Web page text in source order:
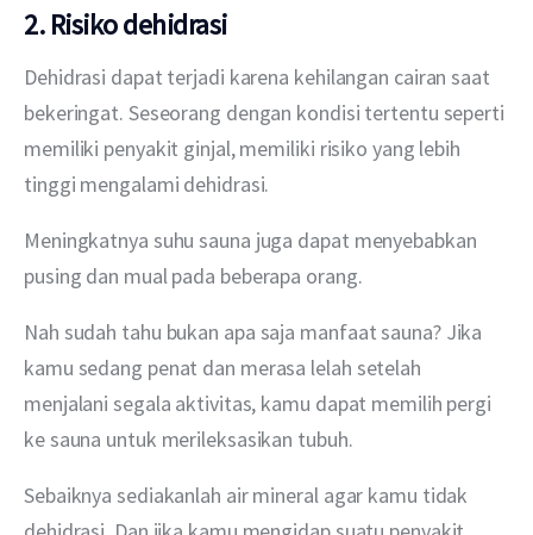
2. Risiko dehidrasi
Dehidrasi dapat terjadi karena kehilangan cairan saat
bekeringat. Seseorang dengan kondisi tertentu seperti
memiliki penyakit ginjal, memiliki risiko yang lebih
tinggi mengalami dehidrasi.
Meningkatnya suhu sauna juga dapat menyebabkan
pusing dan mual pada beberapa orang.
Nah sudah tahu bukan apa saja manfaat sauna? Jika
kamu sedang penat dan merasa lelah setelah
menjalani segala aktivitas, kamu dapat memilih pergi
ke sauna untuk merileksasikan tubuh.
Sebaiknya sediakanlah air mineral agar kamu tidak